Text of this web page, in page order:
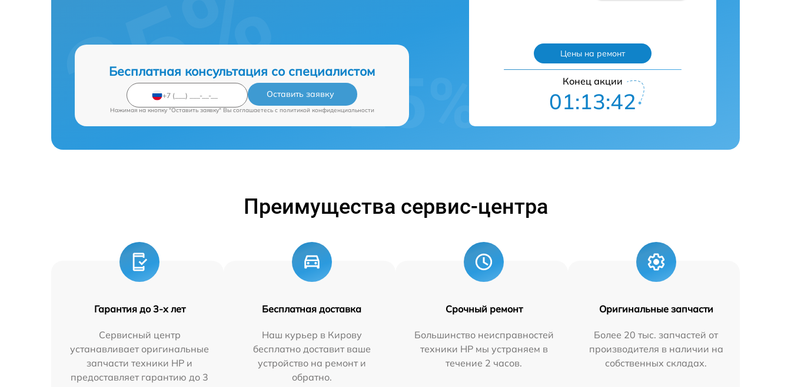
Бесплатная консультация со специалистом
Оставить заявку
Нажимая на кнопку "Оставить заявку" Вы соглашаетесь c политикой конфиденциальности
Цены на ремонт
Конец акции
01:13:41
Преимущества сервис-центра
Гарантия до 3-х лет
Сервисный центр
устанавливает оригинальные
запчасти техники HP и
предоставляет гарантию до 3
Бесплатная доставка
Наш курьер в Кирову
бесплатно доставит ваше
устройство на ремонт и
обратно.
Срочный ремонт
Большинство неисправностей
техники HP мы устраняем в
течение 2 часов.
Оригинальные запчасти
Более 20 тыс. запчастей от
производителя в наличии на
собственных складах.